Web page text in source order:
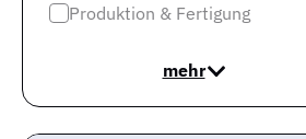
Produktion & Fertigung
mehr